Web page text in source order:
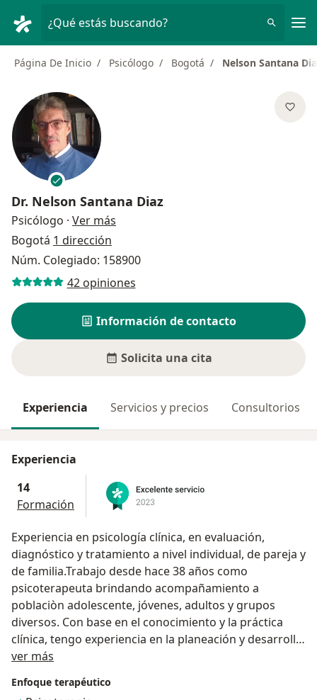
¿Qué estás buscando?
Página De Inicio Psicólogo Bogotá Nelson Santana
Dr. Nelson Santana Diaz
Psicólogo · Ver más
Bogotá 1 dirección
Núm. Colegiado: 158900
42 opiniones
Información de contacto
Solicita una cita
Experiencia Servicios y precios Consultorios
Experiencia
14
Formación
Experiencia en psicología clínica, en evaluación,
diagnóstico y tratamiento a nivel individual, de pareja y
de familia.Trabajo desde hace 38 años como
psicoterapeuta brindando acompañamiento a
poblaciòn adolescente, jóvenes, adultos y grupos
diversos. Con base en el conocimiento y la práctica
clínica, tengo experiencia en la planeación y desarrollo
de programas de Promoción y Prevención primaria, en
alternativas de intervención en el área de salud
ver más
Enfoque terapéutico